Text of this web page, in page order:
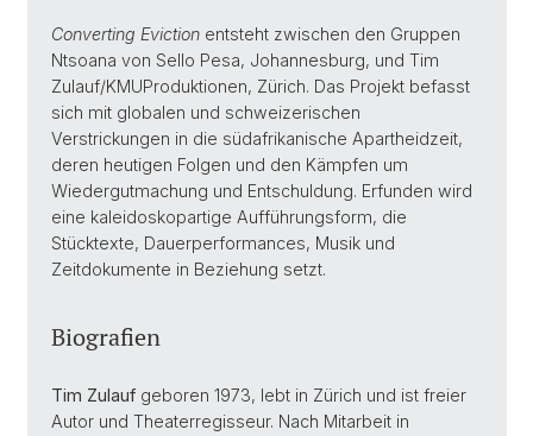
Converting Eviction entsteht zwischen den Gruppen
Ntsoana von Sello Pesa, Johannesburg, und Tim
Zulauf/KMUProduktionen, Zürich. Das Projekt befasst
sich mit globalen und schweizerischen
Verstrickungen in die südafrikanische Apartheidzeit,
deren heutigen Folgen und den Kämpfen um
Wiedergutmachung und Entschuldung. Erfunden wird
eine kaleidoskopartige Aufführungsform, die
Stücktexte, Dauerperformances, Musik und
Zeitdokumente in Beziehung setzt.
Biografien
Tim Zulauf geboren 1973, lebt in Zürich und ist freier
Autor und Theaterregisseur. Nach Mitarbeit in